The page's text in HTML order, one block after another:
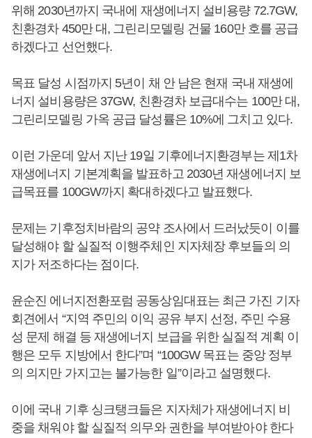
위해 2030년까지 국내에 재생에너지 설비용량 72.7GW,
친환경차 450만 대, 그린리모델링 건물 160만 호를 공급
하겠다고 선언했다.
목표 달성 시점까지 5년이 채 안 남은 현재 국내 재생에
너지 설비용량은 37GW, 친환경차 보급대수는 100만 대,
그린리모델링 가옥 공급 달성률은 10%에 그치고 있다.
이런 가운데 앞서 지난 19일 기후에너지환경부는 제1차
재생에너지 기본계획을 발표하고 2030년 재생에너지 보
급목표를 100GW까지 확대하겠다고 발표했다.
문제는 기후정치바람의 공약 조사에서 드러났듯이 이를
달성해야 할 실질적 이행주체인 지자체장 후보들의 의
지가 저조하다는 점이다.
윤순진 에너지전환포럼 공동상임대표는 최근 가진 기자
회견에서 “지역 주민의 이익 공유 부지 선정, 주민 수용
성 문제 해결 등 재생에너지 보급을 위한 실질적 계획 이
행은 모두 지방에서 한다”며 “100GW 목표는 중앙 정부
의 의지만 가지고는 불가능한 일”이라고 설명했다.
이에 국내 기후 싱크탱크들은 지자체가 재생에너지 비
중을 채워야 할 실질적 의무와 권한을 부여받아야 한다